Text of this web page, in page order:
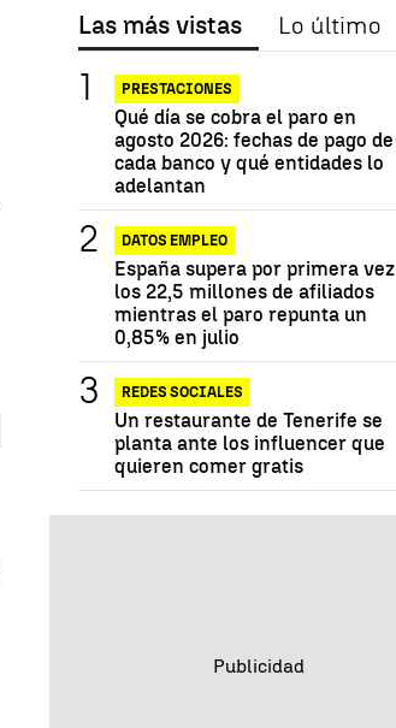
Las más vistas Lo último
PRESTACIONES
Qué día se cobra el paro en
agosto 2026: fechas de pago de
cada banco y qué entidades lo
adelantan
DATOS EMPLEO
España supera por primera vez
los 22,5 millones de afiliados
mientras el paro repunta un
0,85% en julio
REDES SOCIALES
Un restaurante de Tenerife se
planta ante los influencer que
quieren comer gratis